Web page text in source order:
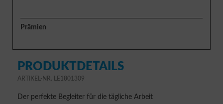
Prämien
PRODUKTDETAILS
ARTIKEL-NR. LE1801309
Der perfekte Begleiter für die tägliche Arbeit